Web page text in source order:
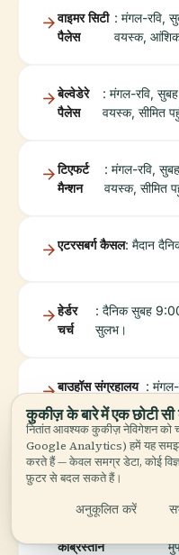
वाइमर सिटी
पैलेस
: मंगल-रवि,
वयस्क,
बेल्वेडेरे
पैलेस
: मंगल-रवि,
वयस्क, सीमित
टिएफर्ट
मैन्शन
: मंगल-रवि,
वयस्क, सीमित
एटरसबर्ग कैसल: मैदान
हेर्डर
चर्च
: दैनिक सुबह
सुलभ।
बाउहॉस संग्रहालय
वाइमर
:
€8
गोएथे और शिलर आर्काइव:
कब्रिस्तान
कुकीज़ के बारे में एक छोटी सी
नितांत आवश्यक कुकीज़ नेविगेशन को
Google Analytics) हमें यह
करते हैं — केवल समग्र डेटा, कोई
फ़ुटर से बदल सकते हैं।
अनुकूलित करें